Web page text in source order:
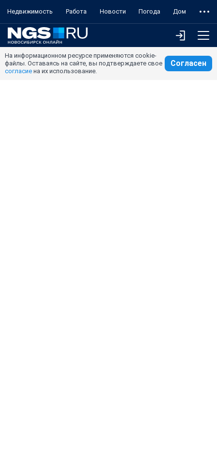
Недвижимость Работа Новости Погода Дом
На информационном ресурсе применяются cookie-
файлы. Оставаясь на сайте, вы подтверждаете свое
согласие на их использование.
Согласен